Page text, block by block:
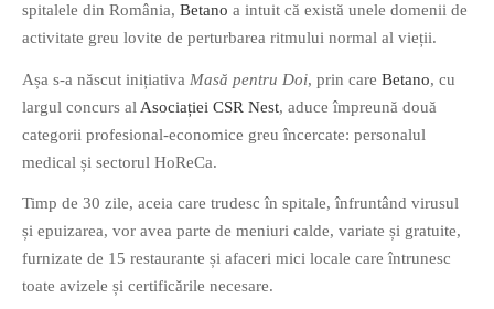
mind games, then this is the
book for you. Take the
challenge of creating your
own acrostics and describing
spitalele din România, Betano a intuit că există unele domenii de
activitate greu lovite de perturbarea ritmului normal al vieții.
Așa s-a născut inițiativa Masă pentru Doi, prin care Betano, cu
largul concurs al Asociației CSR Nest, aduce împreună două
categorii profesional-economice greu încercate: personalul
medical și sectorul HoReCa.
Timp de 30 zile, aceia care trudesc în spitale, înfruntând virusul
și epuizarea, vor avea parte de meniuri calde, variate și gratuite,
furnizate de 15 restaurante și afaceri mici locale care întrunesc
toate avizele și certificările necesare.